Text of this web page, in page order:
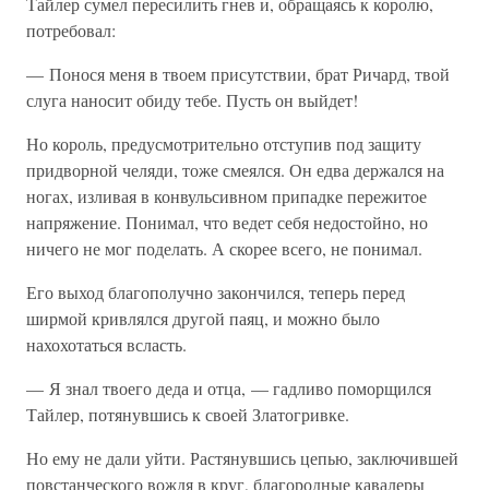
потребовал:
— Понося меня в твоем присутствии, брат Ричард, твой
слуга наносит обиду тебе. Пусть он выйдет!
Но король, предусмотрительно отступив под защиту
придворной челяди, тоже смеялся. Он едва держался на
ногах, изливая в конвульсивном припадке пережитое
напряжение. Понимал, что ведет себя недостойно, но
ничего не мог поделать. А скорее всего, не понимал.
Его выход благополучно закончился, теперь перед
ширмой кривлялся другой паяц, и можно было
нахохотаться всласть.
— Я знал твоего деда и отца, — гадливо поморщился
Тайлер, потянувшись к своей Златогривке.
Но ему не дали уйти. Растянувшись цепью, заключившей
повстанческого вождя в круг, благородные кавалеры